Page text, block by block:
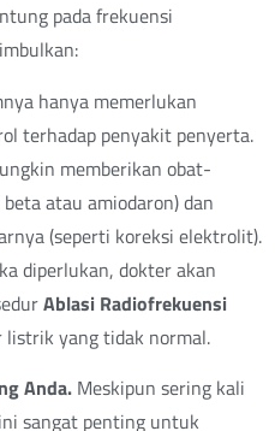
pada frekuensi
hanya memerlukan
terhadap penyakit penyerta.
memberikan obat-
atau amiodaron) dan
(seperti koreksi elektrolit).
diperlukan, dokter akan
Ablasi Radiofrekuensi
yang tidak normal.
Anda. Meskipun sering kali
sangat penting untuk